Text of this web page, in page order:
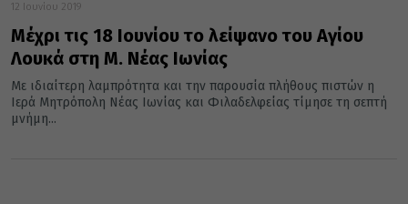
12 Ιουνίου 2019
Μέχρι τις 18 Ιουνίου το λείψανο του Αγίου
Λουκά στη Μ. Νέας Ιωνίας
Με ιδιαίτερη λαμπρότητα και την παρουσία πλήθους πιστών η
Ιερά Μητρόπολη Νέας Ιωνίας και Φιλαδελφείας τίμησε τη σεπτή
μνήμη...